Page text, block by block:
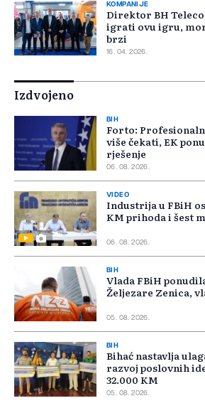
KOMPANIJE
Direktor BH
igrati ovu igru,
brzi
16. 04. 2026.
Izdvojeno
BIH
Forto:
više čekati, EK
rješenje
06. 08. 2026.
VIDEO
Industrija u FBiH
KM prihoda i šest
06. 08. 2026.
BIH
Vlada FBiH
Željezare Zenica,
05. 08. 2026.
BIH
Bihać nastavlja
razvoj poslovnih
32.000 KM
05. 08. 2026.